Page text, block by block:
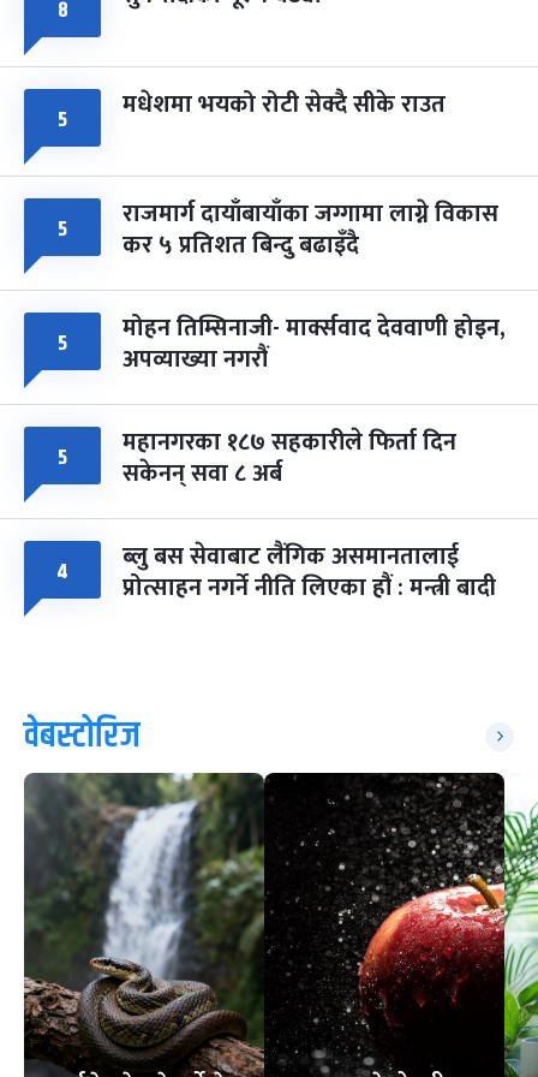
८
५ मधेशमा भयको रोटी सेक्दै सीके राउत
५ राजमार्ग दायाँबायाँका जग्गामा लाग्ने विकास
कर ५ प्रतिशत बिन्दु बढाइँदै
५ मोहन तिम्सिनाजी- मार्क्सवाद देववाणी होइन,
अपव्याख्या नगरौं
५ महानगरका १८७ सहकारीले फिर्ता दिन
सकेनन् सवा ८ अर्ब
४ ब्लु बस सेवाबाट लैंगिक असमानतालाई
प्रोत्साहन नगर्ने नीति लिएका हौं : मन्त्री बादी
वेबस्टोरिज